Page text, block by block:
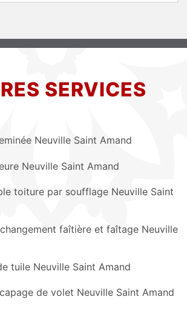
SERVICES
Neuville Saint Amand
Neuville Saint Amand
toiture par soufflage Neuville Saint
faîtière et faîtage Neuville
tuile Neuville Saint Amand
de volet Neuville Saint Amand